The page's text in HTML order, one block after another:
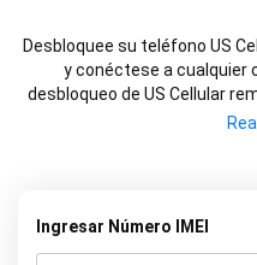
Desbloquee su teléfono US
y conéctese a cualquier
desbloqueo de US Cellular
teléfono US Cellular no
Ingresar Número IMEI